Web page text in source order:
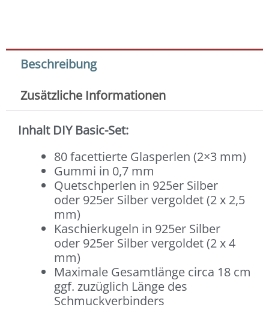
Beschreibung
Zusätzliche Informationen
Inhalt DIY Basic-Set:
80 facettierte Glasperlen (2×3 mm)
Gummi in 0,7 mm
Quetschperlen in 925er Silber
oder 925er Silber vergoldet (2 x 2,5
mm)
Kaschierkugeln in 925er Silber
oder 925er Silber vergoldet (2 x 4
mm)
Maximale Gesamtlänge circa 18 cm
ggf. zuzüglich Länge des
Schmuckverbinders